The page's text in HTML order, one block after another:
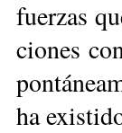
fuer­zas
cio­nes
ha